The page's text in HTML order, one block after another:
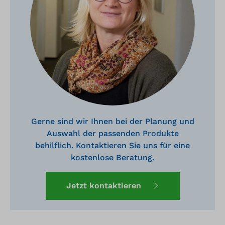
Gerne sind wir Ihnen bei der Planung und
Auswahl der passenden Produkte
behilflich. Kontaktieren Sie uns für eine
kostenlose Beratung.
Jetzt kontaktieren